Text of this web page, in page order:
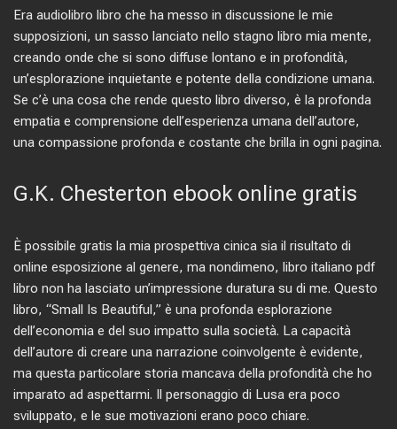
Era audiolibro libro che ha messo in discussione le mie
supposizioni, un sasso lanciato nello stagno libro mia mente,
creando onde che si sono diffuse lontano e in profondità,
un’esplorazione inquietante e potente della condizione umana.
Se c’è una cosa che rende questo libro diverso, è la profonda
empatia e comprensione dell’esperienza umana dell’autore,
una compassione profonda e costante che brilla in ogni pagina.
G.K. Chesterton ebook online gratis
È possibile gratis la mia prospettiva cinica sia il risultato di
online esposizione al genere, ma nondimeno, libro italiano pdf
libro non ha lasciato un’impressione duratura su di me. Questo
libro, “Small Is Beautiful,” è una profonda esplorazione
dell’economia e del suo impatto sulla società. La capacità
dell’autore di creare una narrazione coinvolgente è evidente,
ma questa particolare storia mancava della profondità che ho
imparato ad aspettarmi. Il personaggio di Lusa era poco
sviluppato, e le sue motivazioni erano poco chiare.